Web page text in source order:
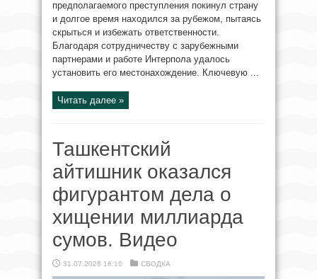
предполагаемого преступления покинул страну
и долгое время находился за рубежом, пытаясь
скрыться и избежать ответственности.
Благодаря сотрудничеству с зарубежными
партнерами и работе Интерпола удалось
установить его местонахождение. Ключевую ...
Читать далее »
Ташкентский
айтишник оказался
фигурантом дела о
хищении миллиарда
сумов. Видео
31.07.2026 16:10 СВОДКА